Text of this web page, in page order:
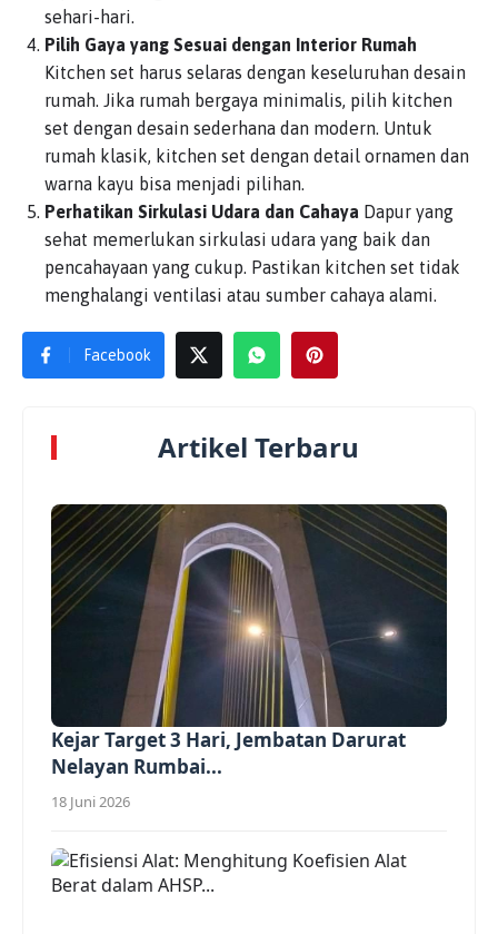
sehari-hari.
Pilih Gaya yang Sesuai dengan Interior Rumah
Kitchen set harus selaras dengan keseluruhan desain
rumah. Jika rumah bergaya minimalis, pilih kitchen
set dengan desain sederhana dan modern. Untuk
rumah klasik, kitchen set dengan detail ornamen dan
warna kayu bisa menjadi pilihan.
Perhatikan Sirkulasi Udara dan Cahaya Dapur yang
sehat memerlukan sirkulasi udara yang baik dan
pencahayaan yang cukup. Pastikan kitchen set tidak
menghalangi ventilasi atau sumber cahaya alami.
Facebook
Artikel Terbaru
Kejar Target 3 Hari, Jembatan Darurat
Nelayan Rumbai...
18 Juni 2026